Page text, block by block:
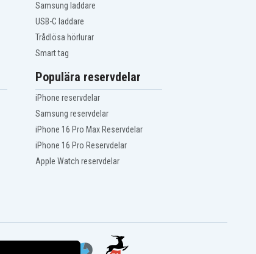
Samsung laddare
USB-C laddare
Trådlösa hörlurar
Smart tag
Populära reservdelar
iPhone reservdelar
Samsung reservdelar
iPhone 16 Pro Max Reservdelar
iPhone 16 Pro Reservdelar
Apple Watch reservdelar